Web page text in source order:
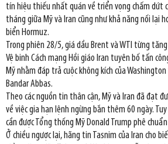
tín hiệu thiếu nhất quán về triển vọng chấm dứt
tháng giữa Mỹ và Iran cũng như khả năng nối lại
biển Hormuz.
Trong phiên 28/5, giá dầu Brent và WTI từng
Vệ binh Cách mạng Hồi giáo Iran tuyên bố tấn
Mỹ nhằm đáp trả cuộc không kích của
Bandar Abbas.
Theo các nguồn tin thân cận, Mỹ và Iran đã đạt
về việc gia hạn lệnh ngừng bắn thêm 60 ngày.
cần được Tổng thống Mỹ Donald Trump phê
Ở chiều ngược lại, hãng tin Tasnim của Iran cho